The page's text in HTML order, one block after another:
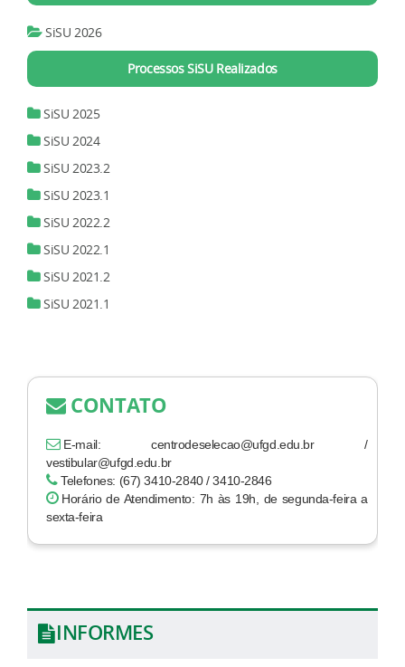
SiSU 2026
Processos SiSU Realizados
SiSU 2025
SiSU 2024
SiSU 2023.2
SiSU 2023.1
SiSU 2022.2
SiSU 2022.1
SiSU 2021.2
SiSU 2021.1
CONTATO
E-mail: centrodeselecao@ufgd.edu.br /
vestibular@ufgd.edu.br
Telefones: (67) 3410-2840 / 3410-2846
Horário de Atendimento: 7h às 19h, de segunda-feira a
sexta-feira
INFORMES